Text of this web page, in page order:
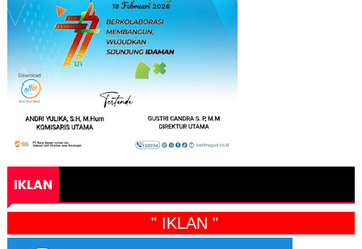
IKLAN
" IKLAN "